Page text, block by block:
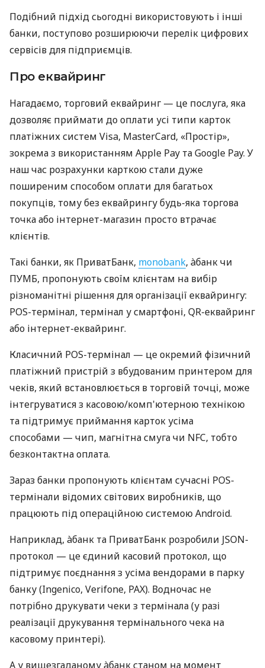
Подібний підхід сьогодні використовують і інші
банки, поступово розширюючи перелік цифрових
сервісів для підприємців.
Про еквайринг
Нагадаємо, торговий еквайринг — це послуга, яка
дозволяє приймати до оплати усі типи карток
платіжних систем Visa, MasterCard, «Простір»,
зокрема з використанням Apple Pay та Google Pay. У
наш час розрахунки карткою стали дуже
поширеним способом оплати для багатьох
покупців, тому без еквайрингу будь-яка торгова
точка або інтернет-магазин просто втрачає
клієнтів.
Такі банки, як ПриватБанк, monobank, àбанк чи
ПУМБ, пропонують своїм клієнтам на вибір
різноманітні рішення для організації еквайрингу:
POS-термінал, термінал у смартфоні, QR-еквайринг
або інтернет-еквайринг.
Класичний POS-термінал — це окремий фізичний
платіжний пристрій з вбудованим принтером для
чеків, який встановлюється в торговій точці, може
інтегруватися з касовою/комп'ютерною технікою
та підтримує приймання карток усіма
способами — чип, магнітна смуга чи NFC, тобто
безконтактна оплата.
Зараз банки пропонують клієнтам сучасні POS-
термінали відомих світових виробників, що
працюють під операційною системою Android.
Наприклад, àбанк та ПриватБанк розробили JSON-
протокол — це єдиний касовий протокол, що
підтримує поєднання з усіма вендорами в парку
банку (Ingenico, Verifone, PAX). Водночас не
потрібно друкувати чеки з термінала (у разі
реалізації друкування термінального чека на
касовому принтері).
А у вищезгаданому àбанк станом на момент